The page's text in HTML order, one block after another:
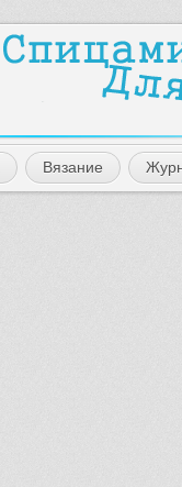
Вязание